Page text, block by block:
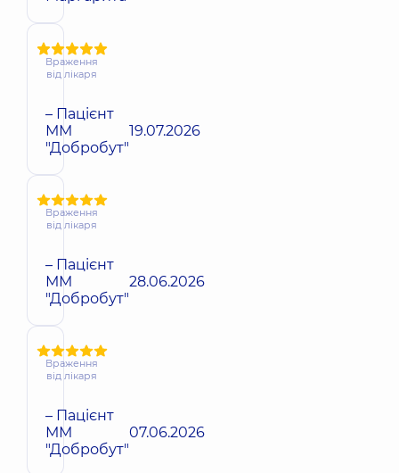
Враження
від лікаря
– Пацієнт
ММ
"Добробут"
19.07.2026
Враження
від лікаря
– Пацієнт
ММ
"Добробут"
28.06.2026
Враження
від лікаря
– Пацієнт
ММ
"Добробут"
07.06.2026